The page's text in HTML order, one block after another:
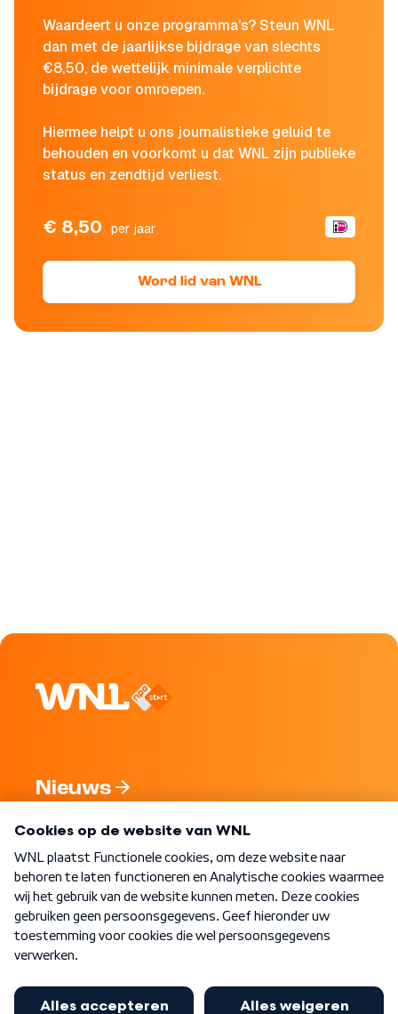
Waardeert u onze programma's? Steun WNL
dan met de jaarlijkse bijdrage van slechts
€8,50, de wettelijk minimale verplichte
bijdrage voor omroepen.
Hiermee helpt u ons journalistieke geluid te
behouden en voorkomt u dat WNL zijn publieke
status en zendtijd verliest.
€ 8,50 per jaar
Word lid van WNL
Nieuws
Nieuwsbrief
Word Lid